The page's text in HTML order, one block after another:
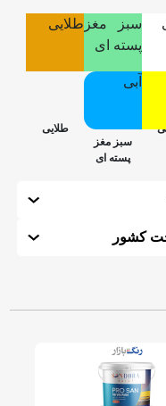
سبز مغز
پسته ای
طلایی
آبی
کشور